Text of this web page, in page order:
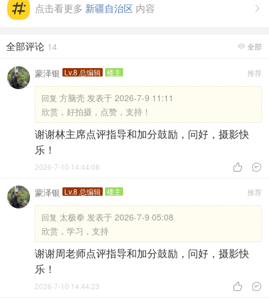

点击看更多 新疆自治区 内容
 全部
全部评论 14
推荐
蒙泽银 Lv.8 总编辑 楼主
回复 方脑壳 发表于 2026-7-9 11:11
欣赏，好拍摄，点赞，支持！
谢谢林主席点评指导和加分鼓励，问好，摄影快
乐！
 
2026-7-10 14:44:08
推荐
蒙泽银 Lv.8 总编辑 楼主
回复 太极拳 发表于 2026-7-9 05:08
欣赏，学习，支持
谢谢周老师点评指导和加分鼓励，问好，摄影快
乐！
 
2026-7-10 14:44:23